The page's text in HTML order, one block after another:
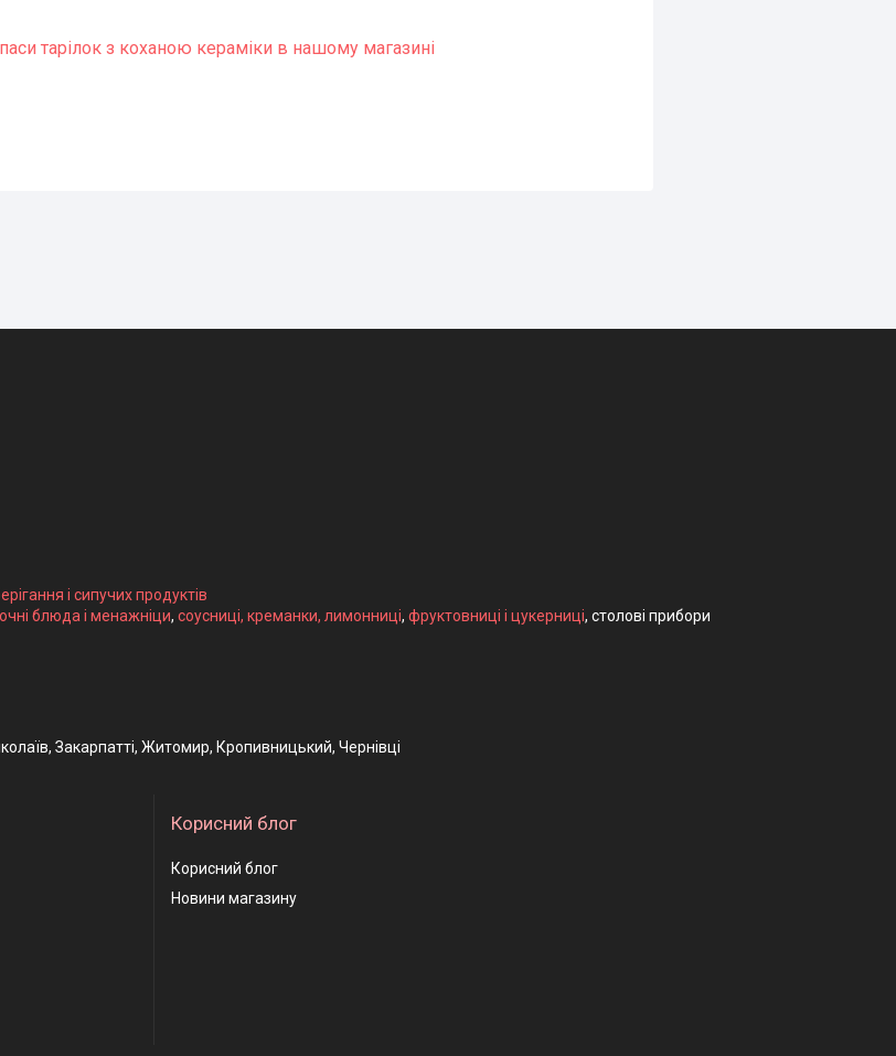
тарілок з коханою кераміки в нашому магазині
і сипучих продуктів
блюда і менажніци, соусниці, креманки, лимонниці, фруктовниці і цукерниці, столові прибори
Закарпатті, Житомир, Кропивницький, Чернівці
Корисний блог
Корисний блог
Новини магазину